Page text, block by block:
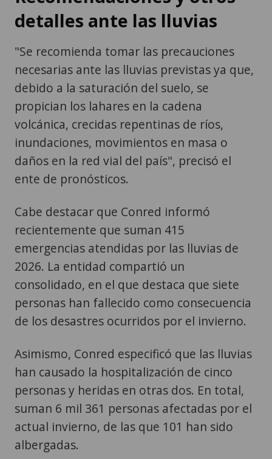
detalles ante las lluvias
"Se recomienda tomar las precauciones
necesarias ante las lluvias previstas ya que,
debido a la saturación del suelo, se
propician los lahares en la cadena
volcánica, crecidas repentinas de ríos,
inundaciones, movimientos en masa o
daños en la red vial del país", precisó el
ente de pronósticos.
Cabe destacar que Conred informó
recientemente que suman 415
emergencias atendidas por las lluvias de
2026. La entidad compartió un
consolidado, en el que destaca que siete
personas han fallecido como consecuencia
de los desastres ocurridos por el invierno.
Asimismo, Conred especificó que las lluvias
han causado la hospitalización de cinco
personas y heridas en otras dos. En total,
suman 6 mil 361 personas afectadas por el
actual invierno, de las que 101 han sido
albergadas.